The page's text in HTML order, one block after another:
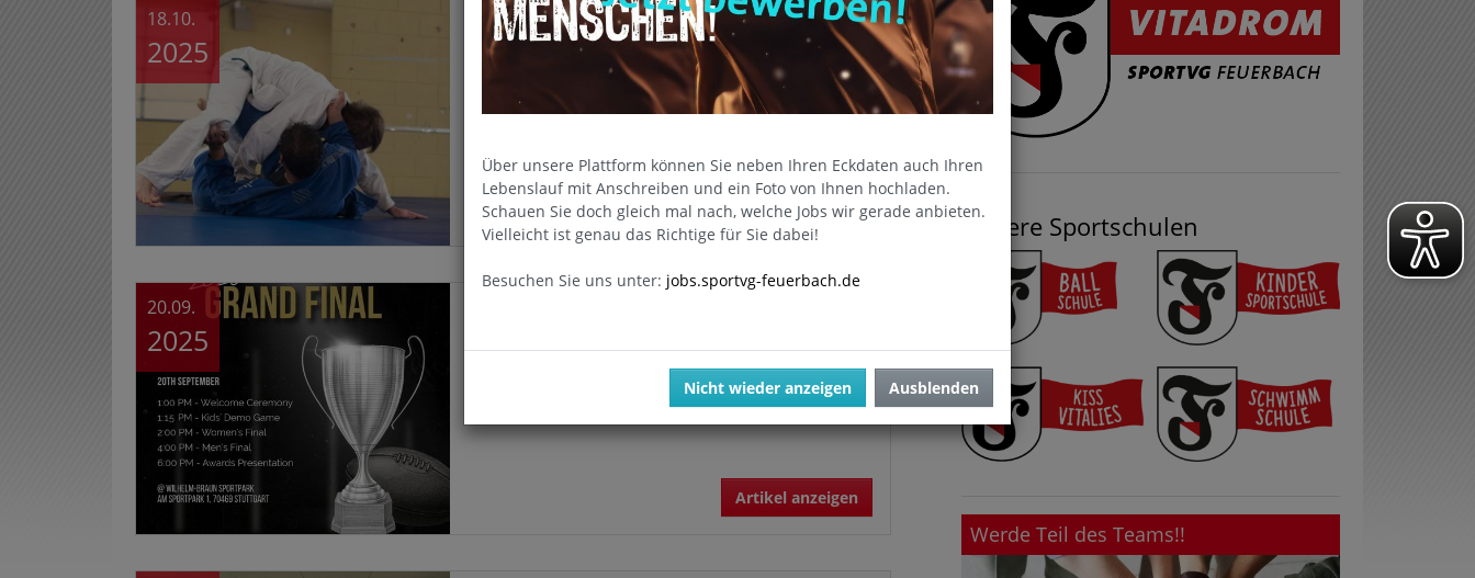
Judo Abteilungsversammlung
Die Abteilungsleitung der Judo-Abteilung lädt
fristgerecht zur Abteilungsversammlung am 18.
Oktober um 11:30 Uhr in das Restaurant…
Artikel anzeigen
18.10.
2025
Am 20. September findet im Wilhelm-Braun-Sportpark
wieder das Finale um die Deutsche Meisterschaft der
Artikel anzeigen
20.09.
2025
Unsere Sportschulen
Werde Teil des Teams!!
Über unsere Plattform können Sie neben Ihren Eckdaten auch Ihren
Lebenslauf mit Anschreiben und ein Foto von Ihnen hochladen.
Schauen Sie doch gleich mal nach, welche Jobs wir gerade anbieten.
Vielleicht ist genau das Richtige für Sie dabei!
Besuchen Sie uns unter: jobs.sportvg-feuerbach.de
Nicht wieder anzeigen Ausblenden